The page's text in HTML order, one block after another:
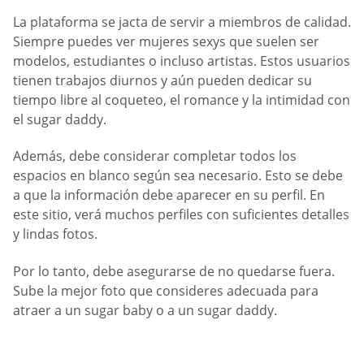
La plataforma se jacta de servir a miembros de calidad.
Siempre puedes ver mujeres sexys que suelen ser
modelos, estudiantes o incluso artistas. Estos usuarios
tienen trabajos diurnos y aún pueden dedicar su
tiempo libre al coqueteo, el romance y la intimidad con
el sugar daddy.
Además, debe considerar completar todos los
espacios en blanco según sea necesario. Esto se debe
a que la información debe aparecer en su perfil. En
este sitio, verá muchos perfiles con suficientes detalles
y lindas fotos.
Por lo tanto, debe asegurarse de no quedarse fuera.
Sube la mejor foto que consideres adecuada para
atraer a un sugar baby o a un sugar daddy.